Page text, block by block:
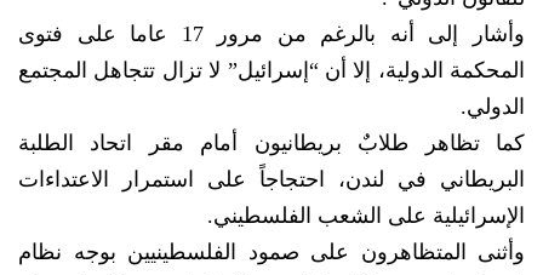
وأشار إلى أنه بالرغم من مرور 17 عاما على فتوى
المحكمة الدولية، إلا أن “إسرائيل” لا تزال تتجاهل المجتمع
الدولي.
كما تظاهر طلابٌ بريطانيون أمام مقر اتحاد الطلبة
البريطاني في لندن، احتجاجاً على استمرار الاعتداءات
الإسرائيلية على الشعب الفلسطيني.
وأثنى المتظاهرون على صمود الفلسطينيين بوجه نظام